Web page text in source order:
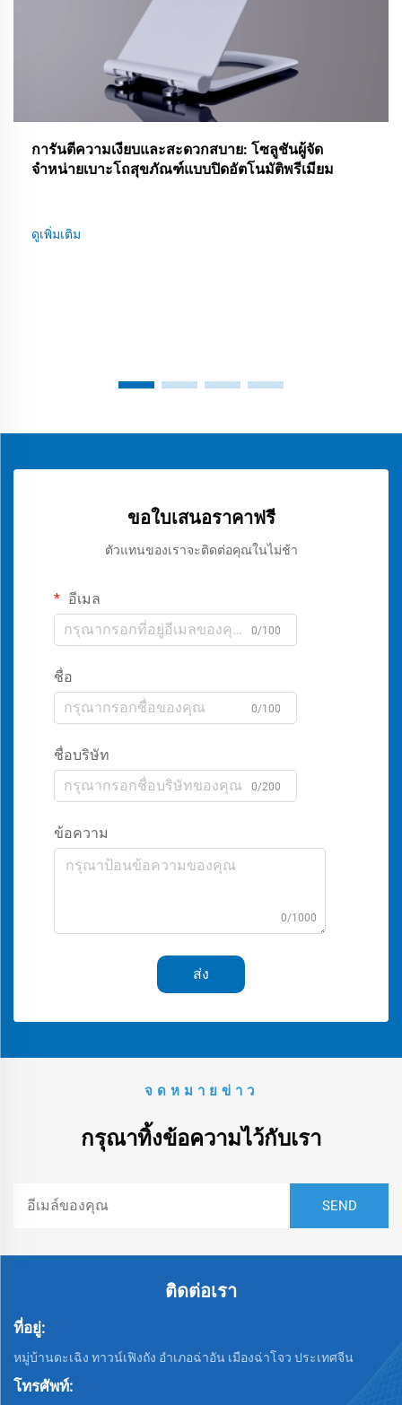
การันตีความเงียบและสะดวกสบาย: โซลูชันผู้จัด
จำหน่ายเบาะโถสุขภัณฑ์แบบปิดอัตโนมัติพรีเมียม
ดูเพิ่มเติม
ขอใบเสนอราคาฟรี
ตัวแทนของเราจะติดต่อคุณในไม่ช้า
อีเมล
0/100
ชื่อ
0/100
ชื่อบริษัท
0/200
ข้อความ
0/1000
ส่ง
จดหมายข่าว
กรุณาทิ้งข้อความไว้กับเรา
ติดต่อเรา
ที่อยู่:
หมู่บ้านดะเฉิง ทาวน์เฟิงถัง อำเภอฉ่าอัน เมืองฉ่าโจว ประเทศจีน
โทรศัพท์: